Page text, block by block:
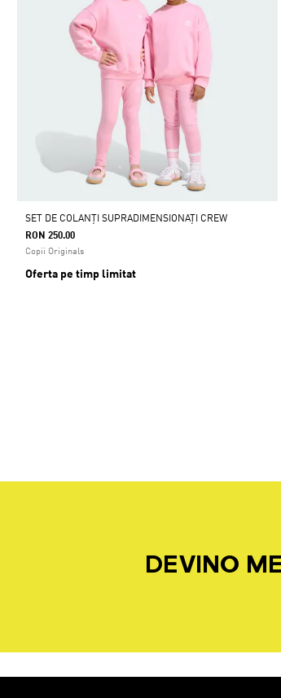
SET DE COLANȚI SUPRADIMENSIONAȚI CREW
RON 250.00
Copii Originals
Oferta pe timp limitat
DEVINO